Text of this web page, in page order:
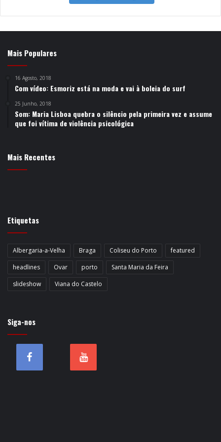
Mais Populares
16 Agosto, 2018
Com vídeo: Esmoriz está na moda e vai à boleia do surf
25 Junho, 2018
Som: Maria Lisboa quebra o silêncio pela primeira vez e assume
que foi vítima de violência psicológica
Mais Recentes
Etiquetas
Albergaria-a-Velha Braga Coliseu do Porto
featured
headlines
Ovar porto
Santa Maria da Feira
slideshow
Viana do Castelo
Siga-nos